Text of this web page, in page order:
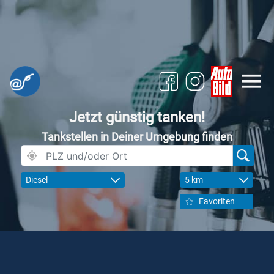
Jetzt günstig tanken!
Tankstellen in Deiner Umgebung finden
Diesel 5 km
Favoriten